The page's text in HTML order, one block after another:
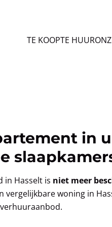
TE KOOPTE HUUR
in
in Hasselt is niet meer
vergelijkbare woning in